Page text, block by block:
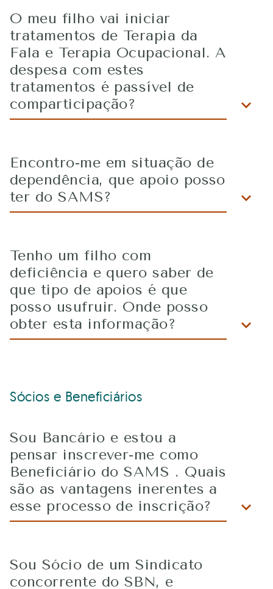
O meu filho vai iniciar
tratamentos de Terapia da
Fala e Terapia Ocupacional. A
despesa com estes
tratamentos é passível de
comparticipação?
Encontro-me em situação de
dependência, que apoio posso
ter do SAMS?
Tenho um filho com
deficiência e quero saber de
que tipo de apoios é que
posso usufruir. Onde posso
obter esta informação?
Sócios e Beneficiários
Sou Bancário e estou a
pensar inscrever-me como
Beneficiário do SAMS . Quais
são as vantagens inerentes a
esse processo de inscrição?
Sou Sócio de um Sindicato
concorrente do SBN, e